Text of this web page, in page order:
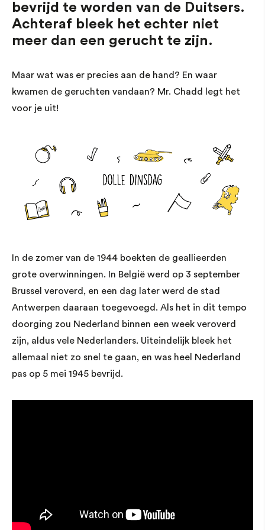
bevrijd te worden van de Duitsers.
Achteraf bleek het echter niet
meer dan een gerucht te zijn.
Maar wat was er precies aan de hand? En waar
kwamen de geruchten vandaan? Mr. Chadd legt het
voor je uit!
In de zomer van de 1944 boekten de geallieerden
grote overwinningen. In België werd op 3 september
Brussel veroverd, en een dag later werd de stad
Antwerpen daaraan toegevoegd. Als het in dit tempo
doorging zou Nederland binnen een week veroverd
zijn, aldus vele Nederlanders. Uiteindelijk bleek het
allemaal niet zo snel te gaan, en was heel Nederland
pas op 5 mei 1945 bevrijd.